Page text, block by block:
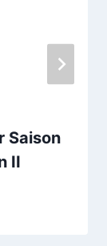
Saison
II